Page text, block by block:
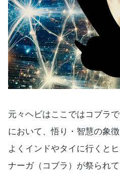
元々ヘビはここではコブラ
において、悟り・智慧の象徴
よくインドやタイに行くと
ナーガ（コブラ）が祭られて